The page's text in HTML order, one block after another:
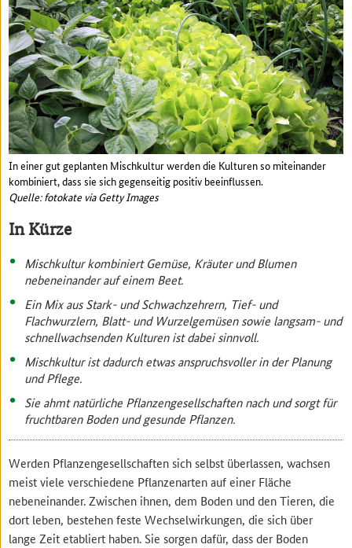
In einer gut geplanten Mischkultur werden die Kulturen so miteinander
kombiniert, dass sie sich gegenseitig positiv beeinflussen.
Quelle: fotokate via Getty Images
In Kürze
Mischkultur kombiniert Gemüse, Kräuter und Blumen
nebeneinander auf einem Beet.
Ein Mix aus Stark- und Schwachzehrern, Tief- und
Flachwurzlern, Blatt- und Wurzelgemüsen sowie langsam- und
schnellwachsenden Kulturen ist dabei sinnvoll.
Mischkultur ist dadurch etwas anspruchsvoller in der Planung
und Pflege.
Sie ahmt natürliche Pflanzengesellschaften nach und sorgt für
fruchtbaren Boden und gesunde Pflanzen.
Werden Pflanzengesellschaften sich selbst überlassen, wachsen
meist viele verschiedene Pflanzenarten auf einer Fläche
nebeneinander. Zwischen ihnen, dem Boden und den Tieren, die
dort leben, bestehen feste Wechselwirkungen, die sich über
lange Zeit etabliert haben. Sie sorgen dafür, dass der Boden